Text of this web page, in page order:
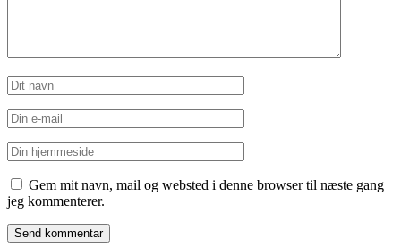
Gem mit navn, mail og websted i denne browser til næste gang
jeg kommenterer.